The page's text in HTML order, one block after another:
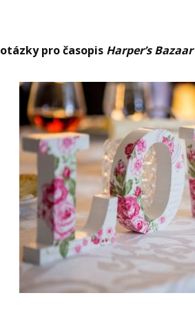
pro časopis Harper’s Bazaar